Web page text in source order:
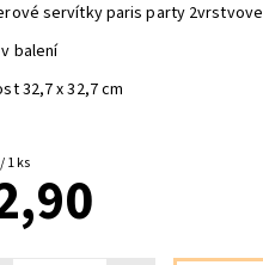
servítky paris party 2vrstvove
balení
32,7 x 32,7 cm
1 ks